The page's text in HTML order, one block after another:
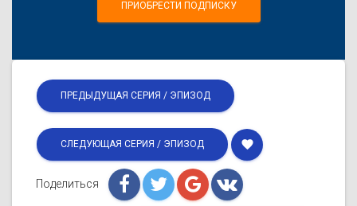
ПРИОБРЕСТИ ПОДПИСКУ
ПРЕДЫДУЩАЯ СЕРИЯ / ЭПИЗОД
СЛЕДУЮЩАЯ СЕРИЯ / ЭПИЗОД favorite
Поделиться